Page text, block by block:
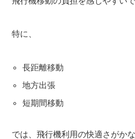
特に、
長距離移動
地方出張
短期間移動
では、飛行機利用の快適さがか